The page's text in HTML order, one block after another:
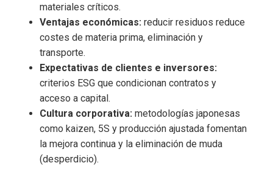
materiales críticos.
Ventajas económicas: reducir residuos reduce
costes de materia prima, eliminación y
transporte.
Expectativas de clientes e inversores:
criterios ESG que condicionan contratos y
acceso a capital.
Cultura corporativa: metodologías japonesas
como kaizen, 5S y producción ajustada fomentan
la mejora continua y la eliminación de muda
(desperdicio).